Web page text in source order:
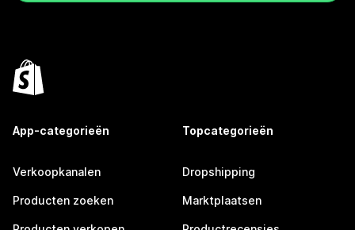
App-categorieën
Verkoopkanalen
Producten zoeken
Topcategorieën
Dropshipping
Marktplaatsen